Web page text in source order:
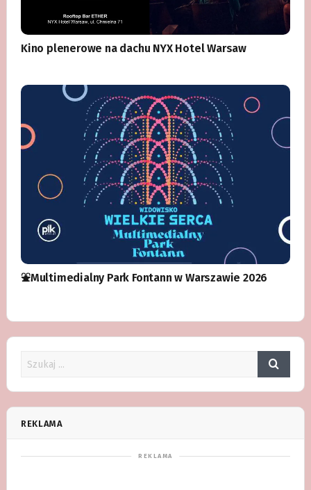
Kino plenerowe na dachu NYX Hotel Warsaw
⛲️Multimedialny Park Fontann w Warszawie 2026
REKLAMA